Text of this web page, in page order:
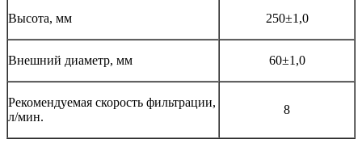
Высота, мм 250±1,0
Внешний диаметр, мм 60±1,0
Рекомендуемая скорость фильтрации,
л/мин.
8